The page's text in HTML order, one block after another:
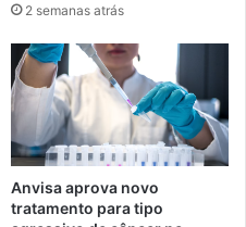
2 semanas atrás
Anvisa aprova novo
tratamento para tipo